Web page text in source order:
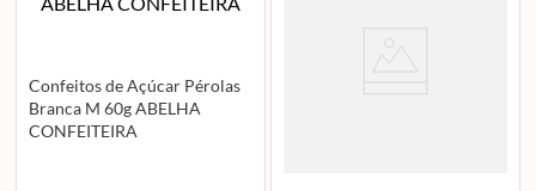
Confeitos de Açúcar Pérolas
Branca M 60g ABELHA
CONFEITEIRA